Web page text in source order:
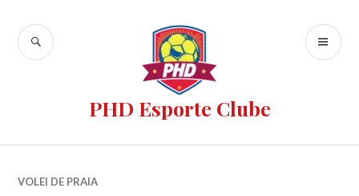
PHD Esporte Clube
VOLEI DE PRAIA